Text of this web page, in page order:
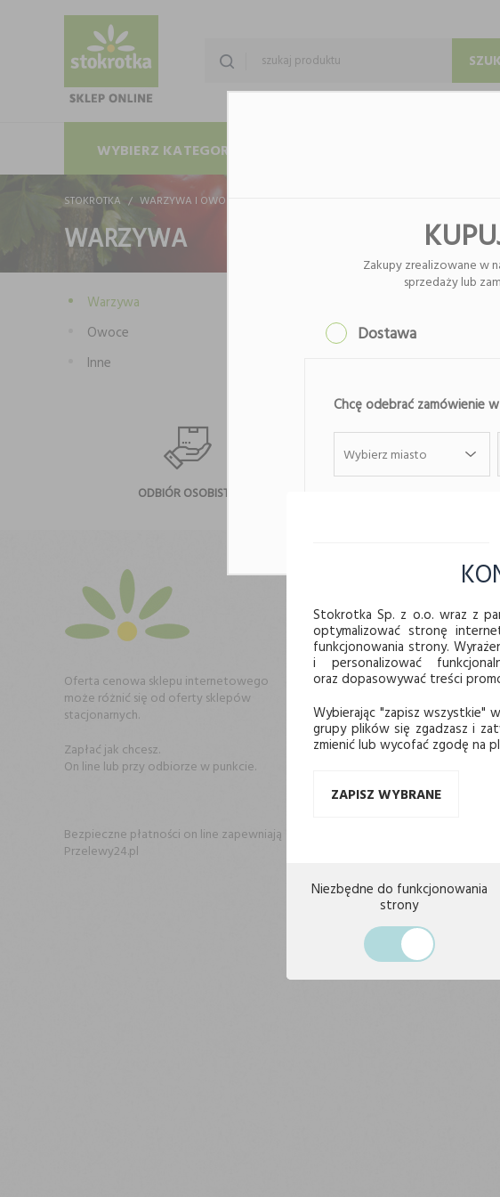
WYBIERZ KATEGORIĘ
STOKROTKA WARZYWA I OWOCE
WARZYWA
Warzywa
Owoce
Inne
ODBIÓR OSOBISTY
Oferta cenowa sklepu internetowego
może różnić się od oferty sklepów
stacjonarnych.
Zapłać jak chcesz.
On line lub przy odbiorze w punkcie.
Bezpieczne płatności on line zapewniają
Przelewy24.pl
NEWSLETTER
STOKROTKA
Jak kupować
Zasady sprzedaży napojów
Formy płatności
Polityka prywatności
Spełnienie obowiązku
względem RODO
Stokrotka Sp. z o.o. wraz z
optymalizować stronę
funkcjonowania strony.
i personalizować
oraz dopasowywać treści
Wybierając "zapisz wszystkie"
grupy plików się zgadzasz i
zmienić lub wycofać zgodę na
ZAPISZ WYBRANE
Niezbędne do funkcjonowania
strony
Zakupy zrealizowane w
sprzedaży lub
Dostawa
Chcę odebrać zamówienie
Wybierz miasto